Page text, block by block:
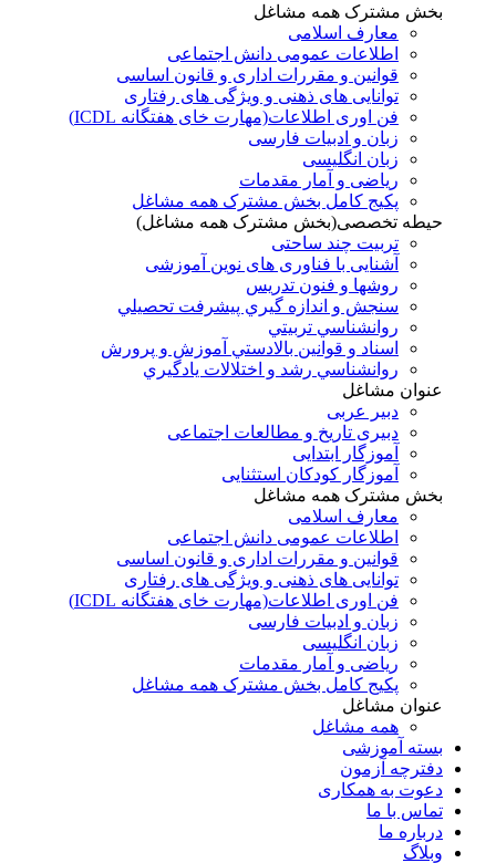
بخش مشترک همه مشاغل
معارف اسلامی
اطلاعات عمومی دانش اجتماعی
قوانین و مقررات اداری و قانون اساسی
توانایی های ذهنی و ویژگی های رفتاری
فن اوری اطلاعات(مهارت خای هفتگانه ICDL)
زبان و ادبیات فارسی
زبان انگلیسی
ریاضی و آمار مقدمات
پکیج کامل بخش مشترک همه مشاغل
حیطه تخصصی(بخش مشترک همه مشاغل)
تربیت چند ساحتی
آشنایی با فناوری های نوین آموزشی
روشها و فنون تدريس
سنجش و اندازه گيري پيشرفت تحصيلي
روانشناسي تربيتي
اسناد و قوانين بالادستي آموزش و پرورش
روانشناسي رشد و اختلالات يادگيري
عنوان مشاغل
دبير عربی
دبیری تاریخ و مطالعات اجتماعی
آموزگار ابتدایی
آموزگار کودکان استثنایی
بخش مشترک همه مشاغل
معارف اسلامی
اطلاعات عمومی دانش اجتماعی
قوانین و مقررات اداری و قانون اساسی
توانایی های ذهنی و ویژگی های رفتاری
فن اوری اطلاعات(مهارت خای هفتگانه ICDL)
زبان و ادبیات فارسی
زبان انگلیسی
ریاضی و آمار مقدمات
پکیج کامل بخش مشترک همه مشاغل
عنوان مشاغل
همه مشاغل
بسته آموزشی
دفترچه آزمون
دعوت به همکاری
تماس با ما
درباره ما
وبلاگ